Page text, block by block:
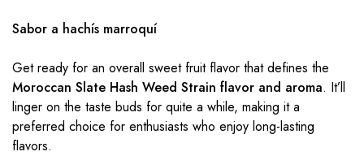
Sabor a hachís marroquí
Get ready for an overall sweet fruit flavor that defines the
Moroccan Slate Hash Weed Strain flavor and aroma. It’ll
linger on the taste buds for quite a while, making it a
preferred choice for enthusiasts who enjoy long-lasting
flavors.